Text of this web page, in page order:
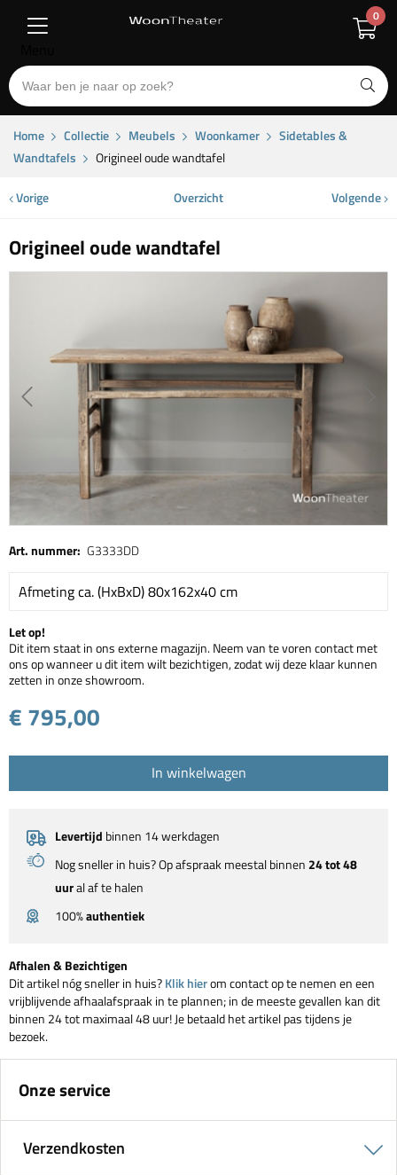
0
Home Collectie Meubels Woonkamer
Sidetables &
Wandtafels
Origineel oude wandtafel
Vorige Overzicht Volgende
Origineel oude wandtafel
Art. nummer: G3333DD
Afmeting ca. (HxBxD) 80x162x40 cm
Let op!
Dit item staat in ons externe magazijn. Neem van te voren contact met
ons op wanneer u dit item wilt bezichtigen, zodat wij deze klaar kunnen
zetten in onze showroom.
€ 795,00
In winkelwagen
Levertijd binnen 14 werkdagen
Nog sneller in huis? Op afspraak meestal binnen 24 tot 48
uural af te halen
100%authentiek
Afhalen & Bezichtigen
Dit artikel nóg sneller in huis?Klik hierom contact op te nemen en een
vrijblijvende afhaalafspraak in te plannen; in de meeste gevallen kan dit
binnen 24 tot maximaal 48 uur! Je betaald het artikel pas tijdens je
bezoek.
Onze service
Verzendkosten